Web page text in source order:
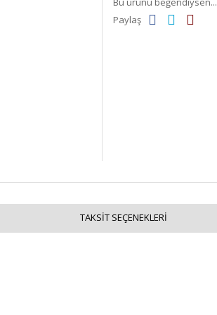
Paylaş
TAKSIT SEÇENEKLERI